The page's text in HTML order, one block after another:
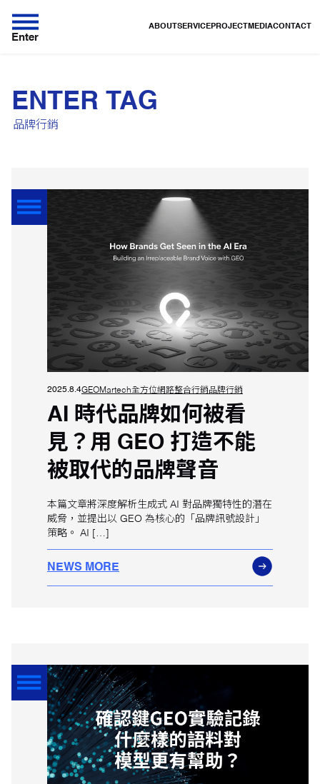
Enter
ABOUT SERVICEPROJECT MEDIACONTACT
ENTER TAG
品牌行銷
2025.8.4GEOMartech全方位網路整合行銷品牌行銷
AI 時代品牌如何被看
見？用 GEO 打造不能
被取代的品牌聲音
本篇文章將深度解析生成式 AI 對品牌獨特性的潛在
威脅，並提出以 GEO 為核心的「品牌訊號設計」
策略。 AI […]
NEWS MORE